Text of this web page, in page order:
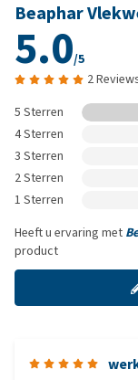
Beaphar
5.0/5
2
5 Sterren
4 Sterren
3 Sterren
2 Sterren
1 Sterren
Heeft u ervaring met
product